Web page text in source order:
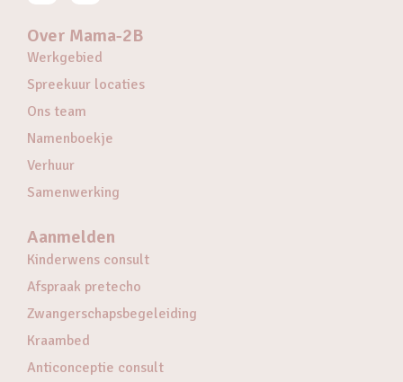
Over Mama-2B
Werkgebied
Spreekuur locaties
Ons team
Namenboekje
Verhuur
Samenwerking
Aanmelden
Kinderwens consult
Afspraak pretecho
Zwangerschapsbegeleiding
Kraambed
Anticonceptie consult